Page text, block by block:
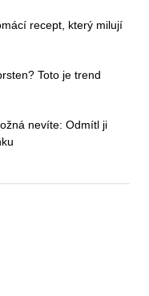
recept, který milují
Toto je trend
nevíte: Odmítl ji